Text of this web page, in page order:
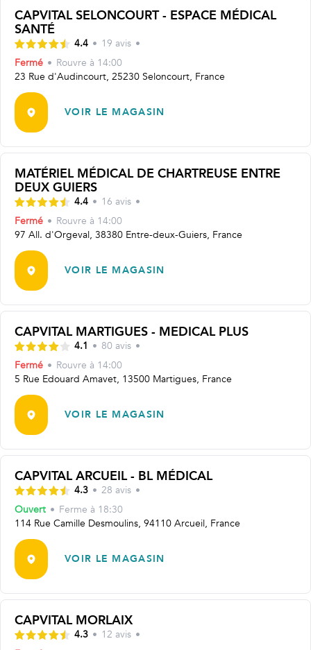
CAPVITAL SELONCOURT - ESPACE MÉDICAL
SANTÉ
4.4 • 19 avis •
Fermé • Rouvre à 14:00
23 Rue d'Audincourt, 25230 Seloncourt, France
VOIR LE MAGASIN
MATÉRIEL MÉDICAL DE CHARTREUSE ENTRE
DEUX GUIERS
4.4 • 16 avis •
Fermé • Rouvre à 14:00
97 All. d'Orgeval, 38380 Entre-deux-Guiers, France
VOIR LE MAGASIN
CAPVITAL MARTIGUES - MEDICAL PLUS
4.1 • 80 avis •
Fermé • Rouvre à 14:00
5 Rue Edouard Amavet, 13500 Martigues, France
VOIR LE MAGASIN
CAPVITAL ARCUEIL - BL MÉDICAL
4.3 • 28 avis •
Ouvert • Ferme à 18:30
114 Rue Camille Desmoulins, 94110 Arcueil, France
VOIR LE MAGASIN
CAPVITAL MORLAIX
4.3 • 12 avis •